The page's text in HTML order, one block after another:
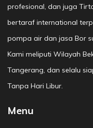
profesional, dan juga
bertaraf international
pompa air dan jasa Bor
Kami meliputi Wilayah
Tangerang, dan selalu
Tanpa Hari Libur.
Menu